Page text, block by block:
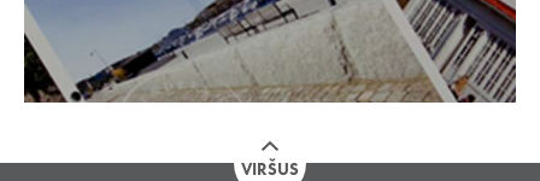
VIRŠUS